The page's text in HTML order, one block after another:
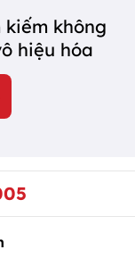
không
hiệu hóa